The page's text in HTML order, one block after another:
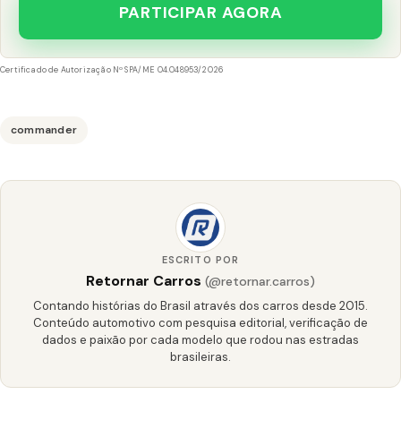
PARTICIPAR AGORA
Certificado de Autorização Nº SPA/ME 04.048953/2026
commander
ESCRITO POR
Retornar Carros (@retornar.carros)
Contando histórias do Brasil através dos carros desde 2015.
Conteúdo automotivo com pesquisa editorial, verificação de
dados e paixão por cada modelo que rodou nas estradas
brasileiras.